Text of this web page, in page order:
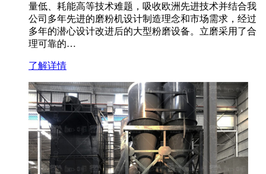
量低、耗能高等技术难题，吸收欧洲先进技术并结合我
公司多年先进的磨粉机设计制造理念和市场需求，经过
多年的潜心设计改进后的大型粉磨设备。立磨采用了合
理可靠的…
了解详情